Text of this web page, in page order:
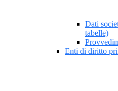
Dati
tabelle)
Enti di diritto